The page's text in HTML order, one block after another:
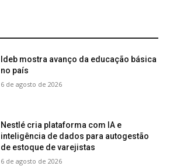
Ideb mostra avanço da educação básica
no país
6 de agosto de 2026
Nestlé cria plataforma com IA e
inteligência de dados para autogestão
de estoque de varejistas
6 de agosto de 2026